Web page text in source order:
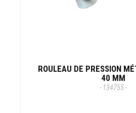
ROULEAU DE PRESSION
40 MM
- 134755 -